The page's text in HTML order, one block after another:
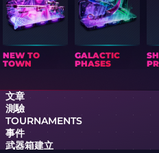
NEW TO
TOWN
GALACTIC
PHASES
文章
測驗
TOURNAMENTS
事件
武器箱建立